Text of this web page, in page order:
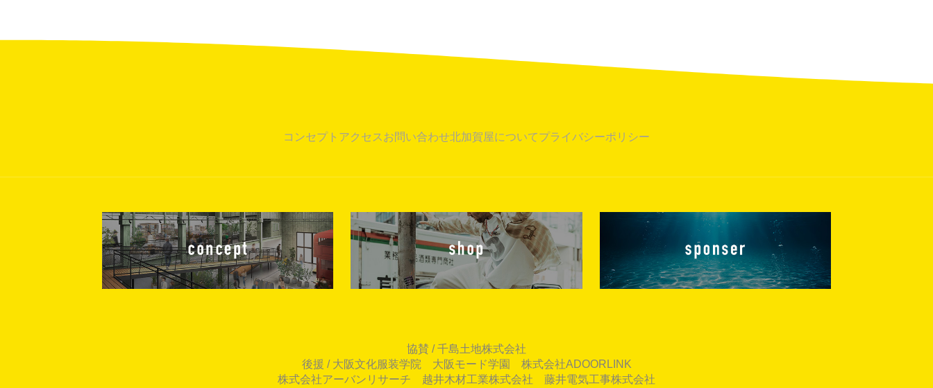
コンセプト アクセス お問い合わせ北加賀屋についてプライバシーポリシー
協賛 / 千島土地株式会社
後援 / 大阪文化服装学院 大阪モード学園 株式会社ADOORLINK
株式会社アーバンリサーチ 越井木材工業株式会社 藤井電気工事株式会社